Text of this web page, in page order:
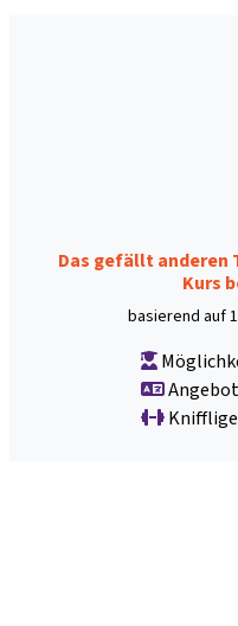
Das gefällt anderen
Kurs
basierend auf